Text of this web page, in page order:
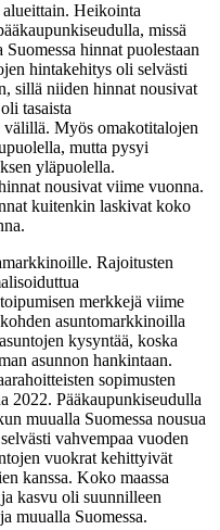
Heikointa
missä
hinnat puolestaan
hintakehitys oli selvästi
sillä niiden hinnat nousivat
tasaista
välillä. Myös omakotitalojen
mutta pysyi
yläpuolella.
nousivat viime vuonna.
kuitenkin laskivat koko
Rajoitusten
merkkejä viime
asuntomarkkinoilla
kysyntää, koska
asunnon hankintaan.
sopimusten
2022. Pääkaupunkiseudulla
muualla Suomessa nousua
vahvempaa vuoden
vuokrat kehittyivät
kanssa. Koko maassa
kasvu oli suunnilleen
muualla Suomessa.